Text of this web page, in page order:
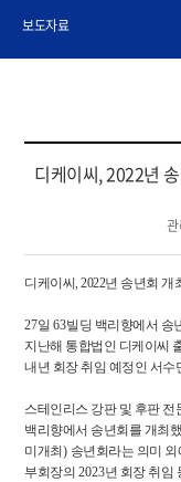
보도자료
디케이씨, 2022년
디케이씨, 2022년 송년회 개
27일63빌딩 백리향에서 송
지난해 통합법인 디케이씨
내년 회장 취임 예정인 서수
스테인리스 강판 및 후판 전
백리향에서 송년회를 개최
미개최 ) 송년회라는 의미
부회장의 2023년 회장 취임